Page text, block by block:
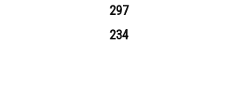
297
234